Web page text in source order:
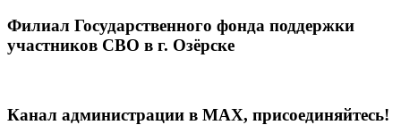
Филиал Государственного фонда поддержки
участников СВО в г. Озёрске
Канал администрации в МАХ, присоединяйтесь!